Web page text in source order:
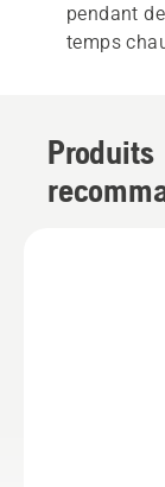
pendant
temps
Produits